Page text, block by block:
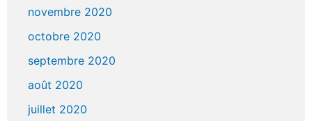
novembre 2020
octobre 2020
septembre 2020
août 2020
juillet 2020